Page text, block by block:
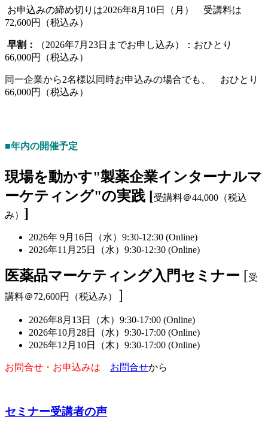
お申込みの締め切りは2026年8月10日（月） 受講料は
72,600円（税込み）
早割：
（2026年7月23日までお申し込み）：おひとり
66,000円（税込み）
同一企業から2名様以同時お申込みの場合でも、 おひとり
66,000円（税込み）
■年内の開催予定
現場を動かす"製薬企業インターナルマ
ーケティング"の実践 [受講料＠44,000（税込
み） ]
2026年 9月16日（水）9:30-12:30 (Online)
2026年11月25日（水）9:30-12:30 (Online)
医薬品マーケティング入門セミナー [受
講料＠72,600円（税込み）
］
2026年8月13日（木）9:30-17:00 (Online)
2026年10月28日（水）9:30-17:00 (Online)
2026年12月10日（木）9:30-17:00 (Online)
お問合せ・お申込みは お問合せから
セミナー受講者の声